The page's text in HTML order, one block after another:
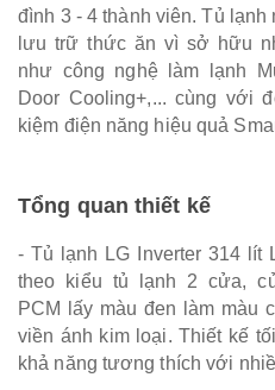
đình 3 - 4 thành viên. Tủ
lưu trữ thức ăn vì sở hữu
như công nghệ làm lạnh
Door Cooling+,... cùng với
kiệm điện năng hiệu quả
Tổng quan thiết kế
- Tủ lạnh LG Inverter 314 lít
theo kiểu tủ lạnh 2 cửa,
PCM lấy màu đen làm màu
viền ánh kim loại. Thiết kế
khả năng tương thích với